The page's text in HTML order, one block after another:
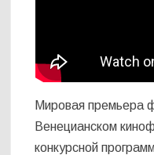
Мировая премьера
Венецианском
конкурсной